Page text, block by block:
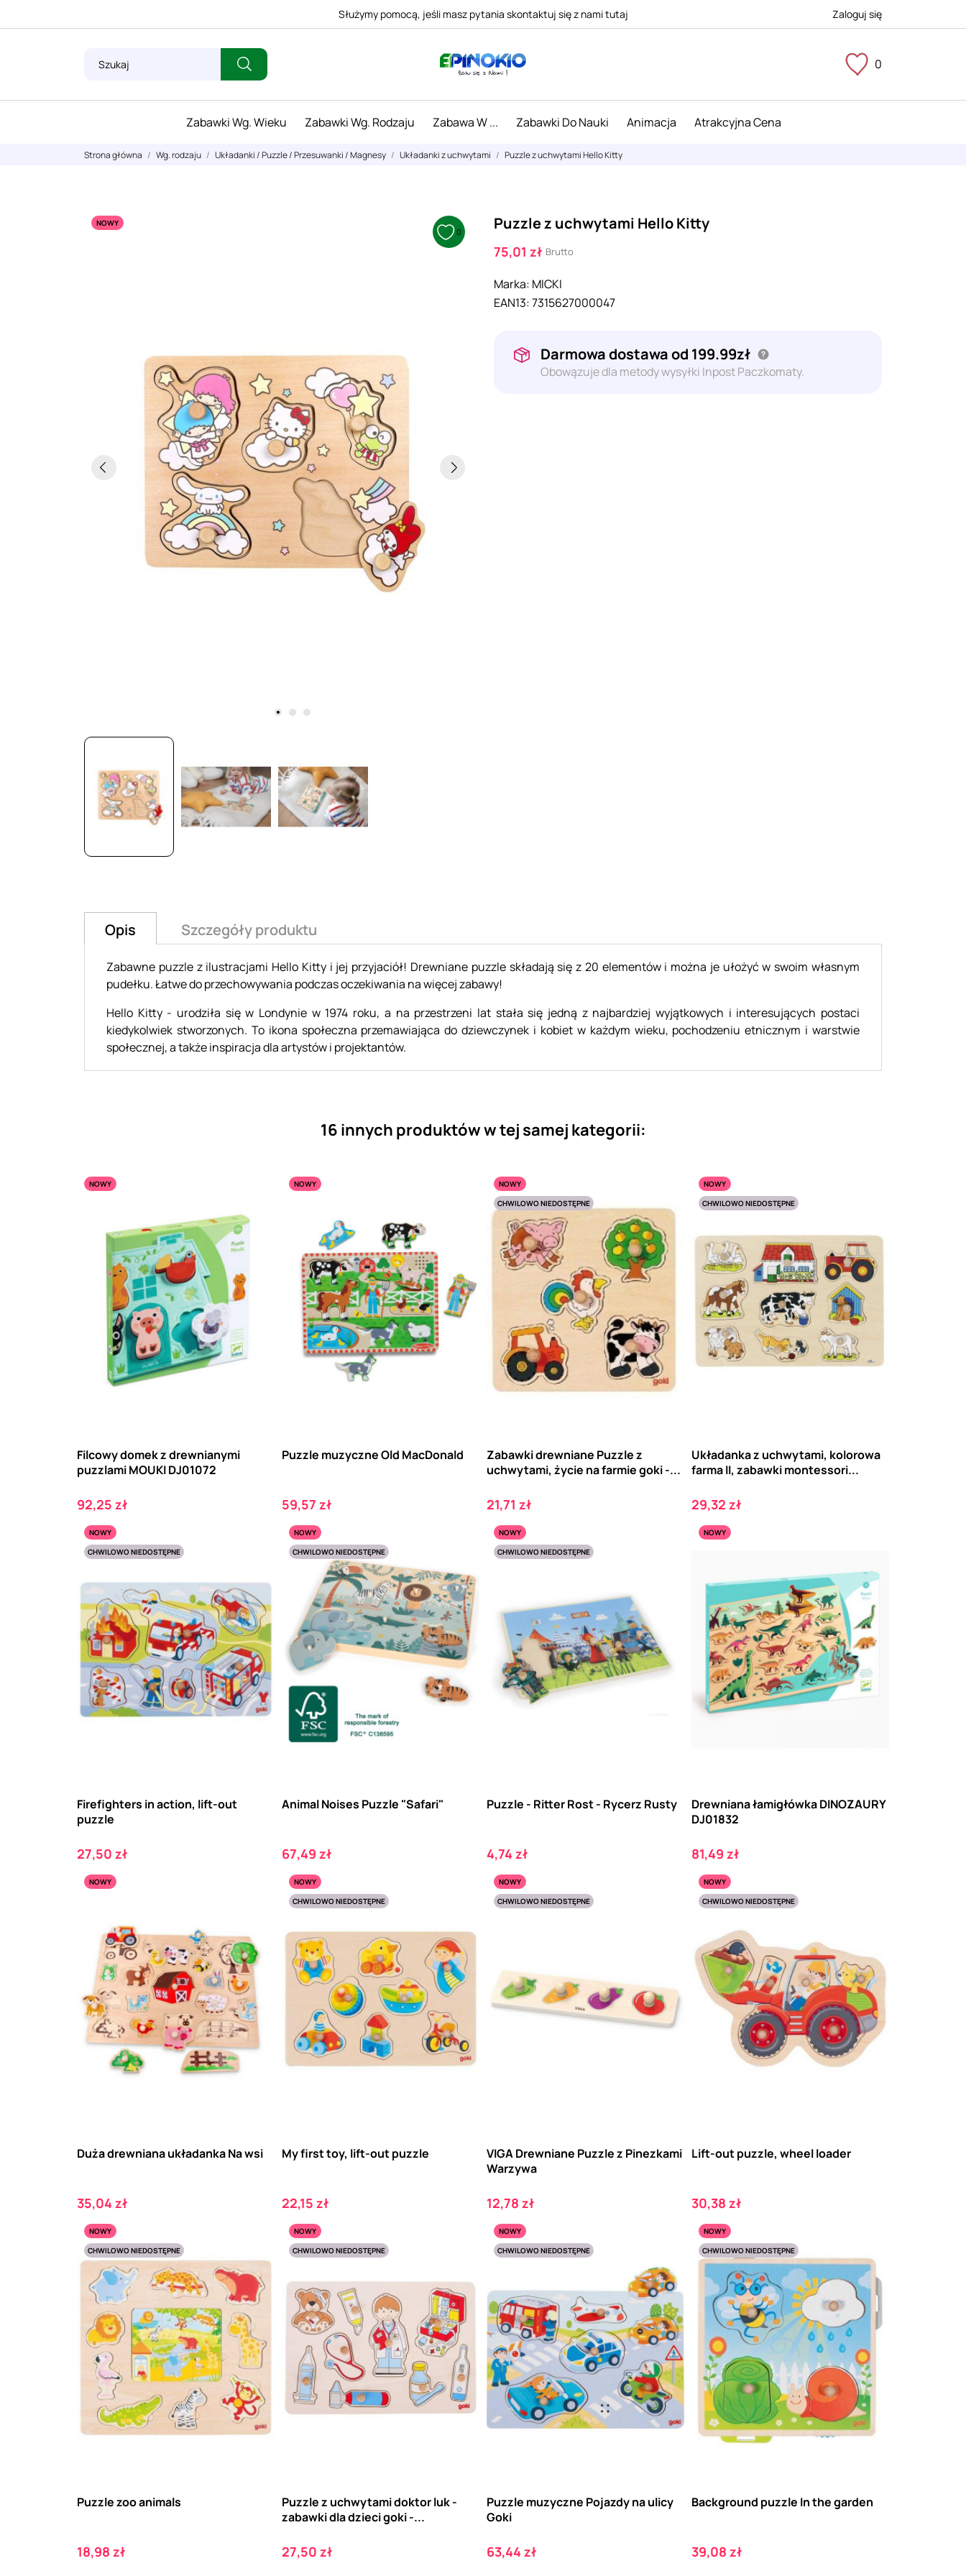
Służymy pomocą, jeśli masz pytania skontaktuj się z nami tutaj Zaloguj się
0
Zabawki Wg. Wieku Zabawki Wg. Rodzaju Zabawa W ... Zabawki Do Nauki Animacja Atrakcyjna Cena
Strona główna Wg. rodzaju Układanki / Puzzle / Przesuwanki / Magnesy Układanki z uchwytami Puzzle z uchwytami Hello Kitty
NOWY
0 Puzzle z uchwytami Hello Kitty
75,01 zł Brutto
Marka: MICKI
EAN13:7315627000047
Darmowa dostawa od 199.99zł
Obowązuje dla metody wysyłki Inpost Paczkomaty.
Opis Szczegóły produktu
Zabawne puzzle z ilustracjami Hello Kitty i jej przyjaciół! Drewniane puzzle składają się z 20 elementów i można je ułożyć w swoim własnym
pudełku. Łatwe do przechowywania podczas oczekiwania na więcej zabawy!
Hello Kitty - urodziła się w Londynie w 1974 roku, a na przestrzeni lat stała się jedną z najbardziej wyjątkowych i interesujących postaci
kiedykolwiek stworzonych. To ikona społeczna przemawiająca do dziewczynek i kobiet w każdym wieku, pochodzeniu etnicznym i warstwie
społecznej, a także inspiracja dla artystów i projektantów.
16 innych produktów w tej samej kategorii:
NOWY
Filcowy domek z drewnianymi
puzzlami MOUKI DJ01072
Cena
92,25 zł
NOWY
Puzzle muzyczne Old MacDonald
Cena
59,57 zł
NOWY
CHWILOWO NIEDOSTĘPNE
Zabawki drewniane Puzzle z
uchwytami, życie na farmie goki -...
Cena
21,71 zł
NOWY
CHWILOWO NIEDOSTĘPNE
Układanka z uchwytami, kolorowa
farma II, zabawki montessori...
Cena
29,32 zł
NOWY
CHWILOWO NIEDOSTĘPNE
Firefighters in action, lift-out
puzzle
Cena
27,50 zł
NOWY
CHWILOWO NIEDOSTĘPNE
Animal Noises Puzzle "Safari"
Cena
67,49 zł
NOWY
CHWILOWO NIEDOSTĘPNE
Puzzle - Ritter Rost - Rycerz Rusty
Cena
4,74 zł
NOWY
Drewniana łamigłówka DINOZAURY
DJ01832
Cena
81,49 zł
NOWY
Duża drewniana układanka Na wsi
Cena
35,04 zł
NOWY
CHWILOWO NIEDOSTĘPNE
My first toy, lift-out puzzle
Cena
22,15 zł
NOWY
CHWILOWO NIEDOSTĘPNE
VIGA Drewniane Puzzle z Pinezkami
Warzywa
Cena
12,78 zł
NOWY
CHWILOWO NIEDOSTĘPNE
Lift-out puzzle, wheel loader
Cena
30,38 zł
NOWY
CHWILOWO NIEDOSTĘPNE
Puzzle zoo animals
Cena
18,98 zł
NOWY
CHWILOWO NIEDOSTĘPNE
Puzzle z uchwytami doktor luk -
zabawki dla dzieci goki -...
Cena
27,50 zł
NOWY
CHWILOWO NIEDOSTĘPNE
Puzzle muzyczne Pojazdy na ulicy
Goki
Cena
63,44 zł
NOWY
CHWILOWO NIEDOSTĘPNE
Background puzzle In the garden
Cena
39,08 zł